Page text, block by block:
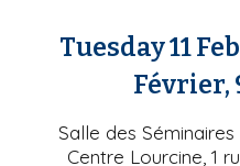
Tuesday 11
Février,
Salle des
Centre Lourcine, 1